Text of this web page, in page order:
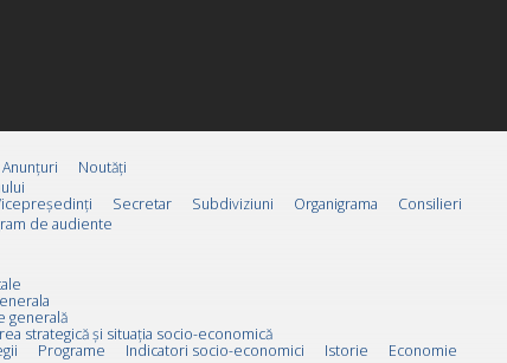
Anunțuri
Noutăți
Secretar Subdiviziuni Organigrama
Consilieri
de audiente
generală
strategică și situația socio-economică
Programe Indicatori socio-economici Istorie
Economie